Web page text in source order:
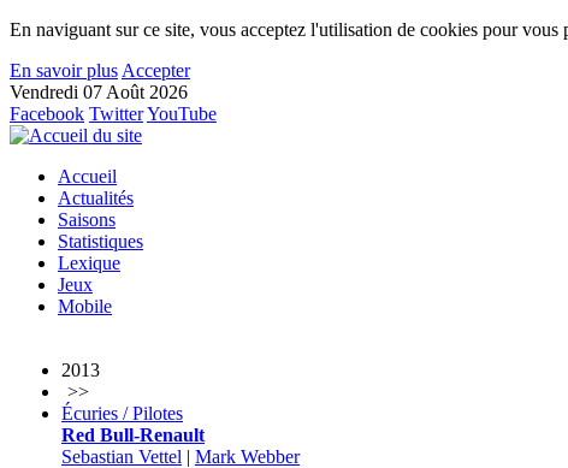
En naviguant sur ce site, vous acceptez l'utilisation de cookies pour
En savoir plus Accepter
Vendredi 07 Août 2026
Facebook TwitterYouTube
Accueil
Actualités
Saisons
Statistiques
Lexique
Jeux
Mobile
2013
>>
Écuries / Pilotes
Red Bull-Renault
Sebastian Vettel | Mark Webber